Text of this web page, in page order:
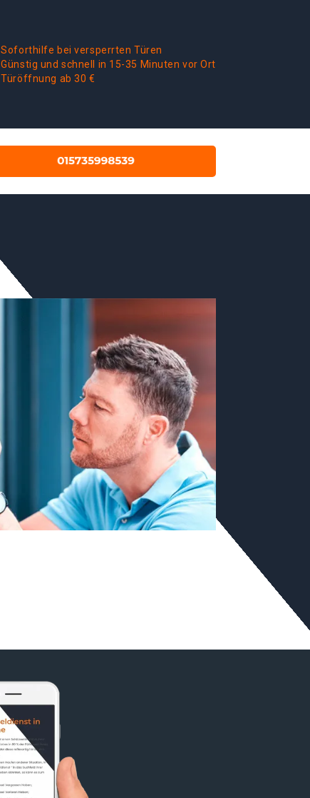
Soforthilfe bei versperrten Türen
Günstig und schnell in 15-35 Minuten vor Ort
Türöffnung ab 30 €